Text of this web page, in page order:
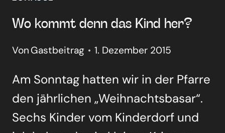
Wo kommt denn das Kind her?
Von Gastbeitrag 1. Dezember 2015
Am Sonn­tag hat­ten wir in der Pfar­re
den jähr­li­chen „Weih­nachts­ba­sar“.
Sechs Kin­der vom Kin­der­dorf und